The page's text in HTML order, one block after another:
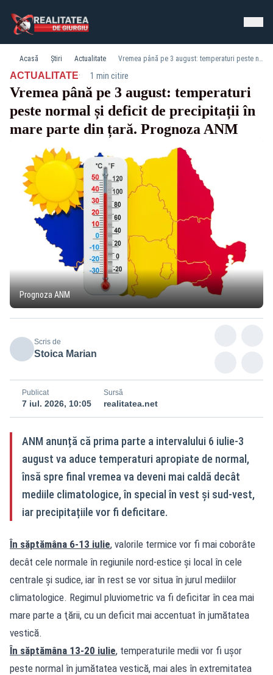
Acasă Știri Actualitate Vremea până pe 3 august: temperaturi peste normal și deficit de precipitații în mare parte din țară. Prognoza ANM
ACTUALITATE· 1 min citire
Vremea până pe 3 august: temperaturi
peste normal și deficit de precipitații în
mare parte din țară. Prognoza ANM
Prognoza ANM
Scris de
Stoica Marian
Publicat
7 iul. 2026, 10:05
Sursă
realitatea.net
ANM anunță că prima parte a intervalului 6 iulie-3
august va aduce temperaturi apropiate de normal,
însă spre final vremea va deveni mai caldă decât
mediile climatologice, în special în vest și sud‑vest,
iar precipitațiile vor fi deficitare.
În săptămâna 6-13 iulie, valorile termice vor fi mai coborâte
decât cele normale în regiunile nord-estice şi local în cele
centrale şi sudice, iar în rest se vor situa în jurul mediilor
climatologice. Regimul pluviometric va fi deficitar în cea mai
mare parte a ţării, cu un deficit mai accentuat în jumătatea
vestică.
În săptămâna 13-20 iulie, temperaturile medii vor fi uşor
peste normal în jumătatea vestică, mai ales în extremitatea